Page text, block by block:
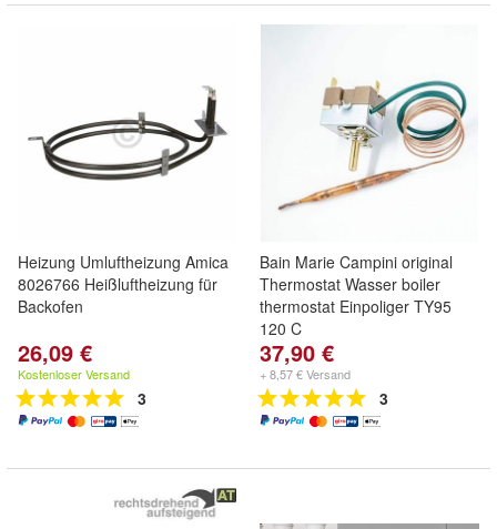
Heizung Umluftheizung Amica
8026766 Heißluftheizung für
Backofen
26,09 €
Kostenloser Versand
3
Bain Marie Campini original
Thermostat Wasser boiler
thermostat Einpoliger TY95
120 C
37,90 €
+ 8,57 € Versand
3